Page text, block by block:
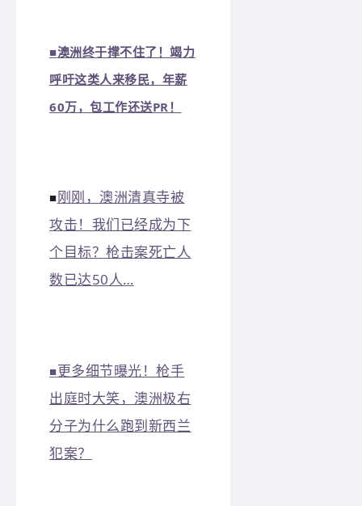
■澳洲终于撑不住了！竭力
呼吁这类人来移民，年薪
60万，包工作还送PR！
■刚刚，澳洲清真寺被
攻击！我们已经成为下
个目标？枪击案死亡人
数已达50人…
■更多细节曝光！枪手
出庭时大笑，澳洲极右
分子为什么跑到新西兰
犯案？